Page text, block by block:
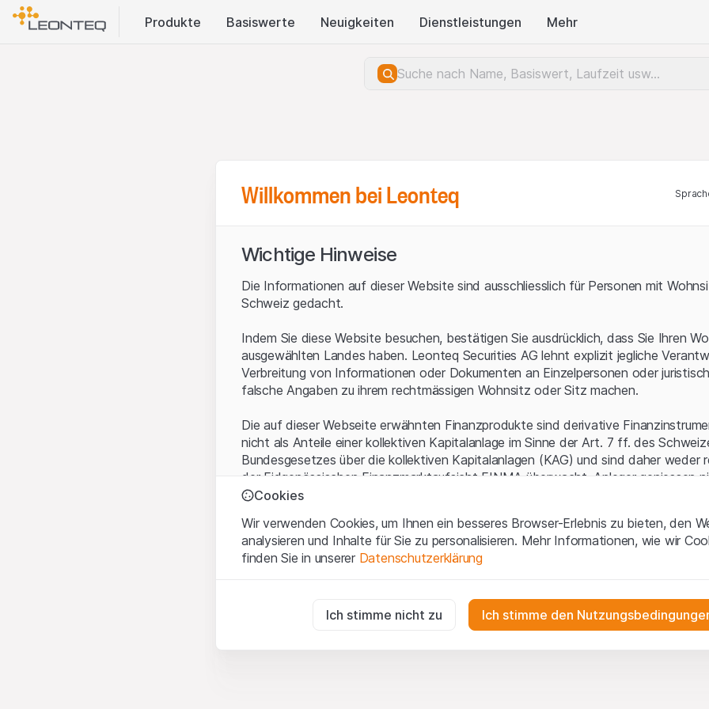
Produkte Basis​werte Neuigkeiten Dienstleistungen Mehr
Willkommen bei Leonteq
Wichtige Hinweise
Die Informationen auf dieser Website sind ausschliesslich für Personen mit
Schweiz gedacht.
Indem Sie diese Website besuchen, bestätigen Sie ausdrücklich, dass Sie Ihren
ausgewählten Landes haben. Leonteq Securities AG lehnt explizit jegliche
Verbreitung von Informationen oder Dokumenten an Einzelpersonen oder
falsche Angaben zu ihrem rechtmässigen Wohnsitz oder Sitz machen.
Die auf dieser Webseite erwähnten Finanzprodukte sind derivative
nicht als Anteile einer kollektiven Kapitalanlage im Sinne der Art. 7 ff. des
Bundesgesetzes über die kollektiven Kapitalanlagen (KAG) und sind daher weder
der Eidgenössischen Finanzmarktaufsicht FINMA überwacht. Anleger geniessen
KAG vermittelten spezifischen Anlegerschutz.
Anwendungsbedingungen und rechtliche Informationen
Mit dem Zugriff auf diese Website der Leonteq Securities AG (die "Website")
rechtlichen Informationen und die wichtigen Hinweise und
Sämtliche Immaterialgüterrechte (wie z.B. Urheber¬, Design¬ und Markenrechte)
Cookies
Wir verwenden Cookies, um Ihnen ein besseres Browser-Erlebnis zu bieten, den
analysieren und Inhalte für Sie zu personalisieren. Mehr Informationen, wie wir
finden Sie in unserer Datenschutzerklärung
Diese Cookies sind für die Website erforderlich und können nicht deaktiviert werden.
Ich stimme nicht zu Ich stimme den